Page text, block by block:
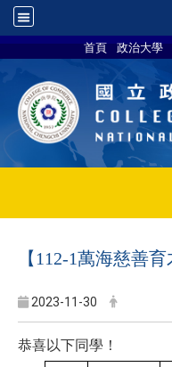
首頁 政治大學
【112-1萬海慈善
2023-11-30
恭喜以下同學！